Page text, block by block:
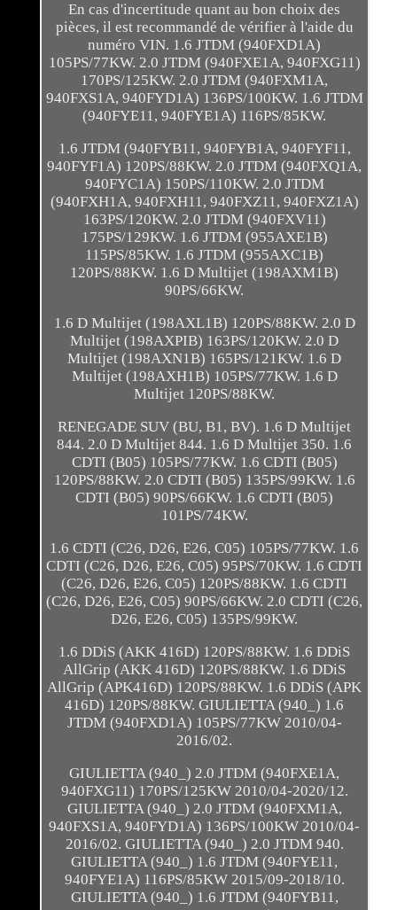
En cas d'incertitude quant au bon choix des
pièces, il est recommandé de vérifier à l'aide du
numéro VIN. 1.6 JTDM (940FXD1A)
105PS/77KW. 2.0 JTDM (940FXE1A, 940FXG11)
170PS/125KW. 2.0 JTDM (940FXM1A,
940FXS1A, 940FYD1A) 136PS/100KW. 1.6 JTDM
(940FYE11, 940FYE1A) 116PS/85KW.
1.6 JTDM (940FYB11, 940FYB1A, 940FYF11,
940FYF1A) 120PS/88KW. 2.0 JTDM (940FXQ1A,
940FYC1A) 150PS/110KW. 2.0 JTDM
(940FXH1A, 940FXH11, 940FXZ11, 940FXZ1A)
163PS/120KW. 2.0 JTDM (940FXV11)
175PS/129KW. 1.6 JTDM (955AXE1B)
115PS/85KW. 1.6 JTDM (955AXC1B)
120PS/88KW. 1.6 D Multijet (198AXM1B)
90PS/66KW.
1.6 D Multijet (198AXL1B) 120PS/88KW. 2.0 D
Multijet (198AXPIB) 163PS/120KW. 2.0 D
Multijet (198AXN1B) 165PS/121KW. 1.6 D
Multijet (198AXH1B) 105PS/77KW. 1.6 D
Multijet 120PS/88KW.
RENEGADE SUV (BU, B1, BV). 1.6 D Multijet
844. 2.0 D Multijet 844. 1.6 D Multijet 350. 1.6
CDTI (B05) 105PS/77KW. 1.6 CDTI (B05)
120PS/88KW. 2.0 CDTI (B05) 135PS/99KW. 1.6
CDTI (B05) 90PS/66KW. 1.6 CDTI (B05)
101PS/74KW.
1.6 CDTI (C26, D26, E26, C05) 105PS/77KW. 1.6
CDTI (C26, D26, E26, C05) 95PS/70KW. 1.6 CDTI
(C26, D26, E26, C05) 120PS/88KW. 1.6 CDTI
(C26, D26, E26, C05) 90PS/66KW. 2.0 CDTI (C26,
D26, E26, C05) 135PS/99KW.
1.6 DDiS (AKK 416D) 120PS/88KW. 1.6 DDiS
AllGrip (AKK 416D) 120PS/88KW. 1.6 DDiS
AllGrip (APK416D) 120PS/88KW. 1.6 DDiS (APK
416D) 120PS/88KW. GIULIETTA (940_) 1.6
JTDM (940FXD1A) 105PS/77KW 2010/04-
2016/02.
GIULIETTA (940_) 2.0 JTDM (940FXE1A,
940FXG11) 170PS/125KW 2010/04-2020/12.
GIULIETTA (940_) 2.0 JTDM (940FXM1A,
940FXS1A, 940FYD1A) 136PS/100KW 2010/04-
2016/02. GIULIETTA (940_) 2.0 JTDM 940.
GIULIETTA (940_) 1.6 JTDM (940FYE11,
940FYE1A) 116PS/85KW 2015/09-2018/10.
GIULIETTA (940_) 1.6 JTDM (940FYB11,